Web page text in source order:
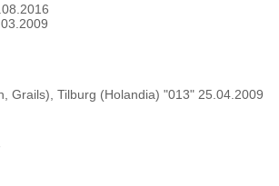
Grails), Tilburg (Holandia) "013" 25.04.2009